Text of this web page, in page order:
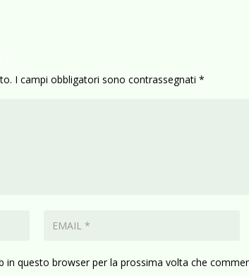
I campi obbligatori sono contrassegnati*
in questo browser per la prossima volta che